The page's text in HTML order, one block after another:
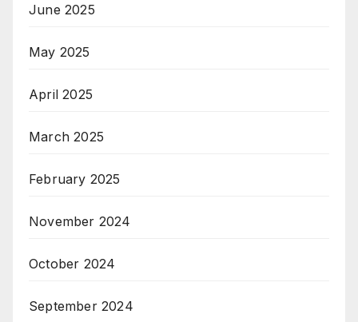
June 2025
May 2025
April 2025
March 2025
February 2025
November 2024
October 2024
September 2024